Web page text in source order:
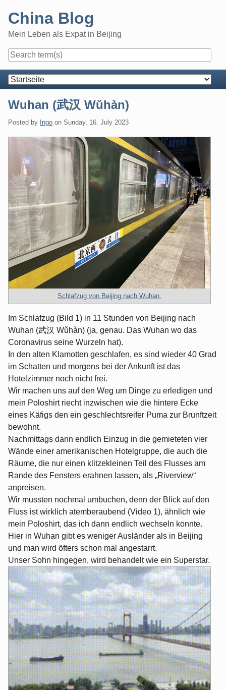
content
China Blog
Mein Leben als Expat in Beijing
Navigation
Wuhan (武汉 Wǔhàn)
Posted by Ingo on Sunday, 16. July 2023
Schlafzug von Beijing nach Wuhan.
Im Schlafzug (Bild 1) in 11 Stunden von Beijing nach
Wuhan (武汉 Wǔhàn) (ja, genau. Das Wuhan wo das
Coronavirus seine Wurzeln hat).
In den alten Klamotten geschlafen, es sind wieder 40 Grad
im Schatten und morgens bei der Ankunft ist das
Hotelzimmer noch nicht frei.
Wir machen uns auf den Weg um Dinge zu erledigen und
mein Poloshirt riecht inzwischen wie die hintere Ecke
eines Käfigs den ein geschlechtsreifer Puma zur Brunftzeit
bewohnt.
Nachmittags dann endlich Einzug in die gemieteten vier
Wände einer amerikanischen Hotelgruppe, die auch die
Räume, die nur einen klitzekleinen Teil des Flusses am
Rande des Fensters erahnen lassen, als „Riverview“
anpreisen.
Wir mussten nochmal umbuchen, denn der Blick auf den
Fluss ist wirklich atemberaubend (Video 1), ähnlich wie
mein Poloshirt, das ich dann endlich wechseln konnte.
Hier in Wuhan gibt es weniger Ausländer als in Beijing
und man wird öfters schon mal angestarrt.
Unser Sohn hingegen, wird behandelt wie ein Superstar.